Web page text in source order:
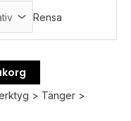
Rensa
> Tänger >